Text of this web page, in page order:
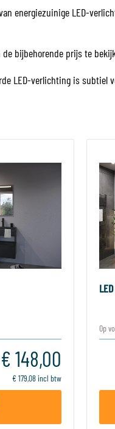
energiezuinige LED-
bijbehorende prijs te
LED-verlichting is
€ 148,00
€ 179,08 incl btw
Op